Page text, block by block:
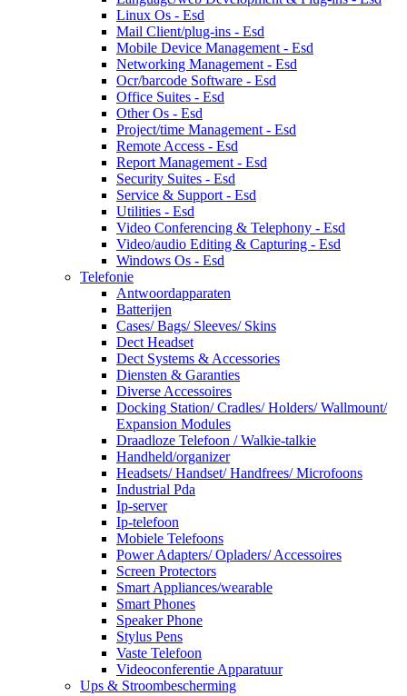
Linux Os - Esd
Mail Client/plug-ins - Esd
Mobile Device Management - Esd
Networking Management - Esd
Ocr/barcode Software - Esd
Office Suites - Esd
Other Os - Esd
Project/time Management - Esd
Remote Access - Esd
Report Management - Esd
Security Suites - Esd
Service & Support - Esd
Utilities - Esd
Video Conferencing & Telephony - Esd
Video/audio Editing & Capturing - Esd
Windows Os - Esd
Telefonie
Antwoordapparaten
Batterijen
Cases/ Bags/ Sleeves/ Skins
Dect Headset
Dect Systems & Accessories
Diensten & Garanties
Diverse Accessoires
Docking Station/ Cradles/ Holders/ Wallmount/
Expansion Modules
Draadloze Telefoon / Walkie-talkie
Handheld/organizer
Headsets/ Handset/ Handfrees/ Microfoons
Industrial Pda
Ip-server
Ip-telefoon
Mobiele Telefoons
Power Adapters/ Opladers/ Accessoires
Screen Protectors
Smart Appliances/wearable
Smart Phones
Speaker Phone
Stylus Pens
Vaste Telefoon
Videoconferentie Apparatuur
Ups & Stroombescherming